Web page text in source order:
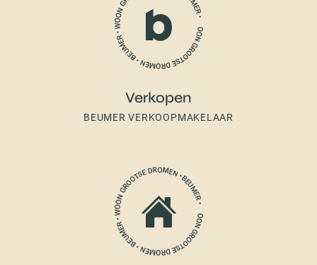
Verkopen
BEUMER VERKOOPMAKELAAR